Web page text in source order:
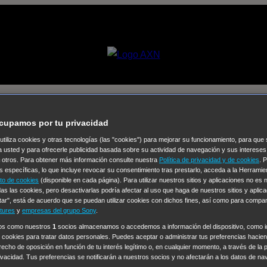
Selecciona un
Colección de Videos
Operación: Huracán House of Cards Despedida Salvaje
Cinco en familia Hudson & Rex Diez libras y un sueño Mr
y Lola High Country Los casos de Susan Ryeland: Moonflower
Libre de Culpa Morbius NCIS: Nueva Orleans Pandora En
Chicago Fire Monarch Circuito cerrado Alert: Unidad de
por tu privacidad
cookies y otras tecnologías (las "cookies") para mejorar su funcionamiento, para que
usted y para ofrecerle publicidad basada sobre su actividad de navegación y sus
otros. Para obtener más información consulte nuestra Política de privacidad y de cookies .
específicas, lo que incluye revocar su consentimiento tras prestarlo, acceda a la
de cookies (disponible en cada página). Para utilizar nuestros sitios y aplicaciones no es
las cookies, pero desactivarlas podría afectar al uso que haga de nuestros sitios y
está de acuerdo que se puedan utilizar cookies con dichos fines, así como para
y empresas del grupo Sony.
como nuestros 1 socios almacenamos o accedemos a información del dispositivo, como
para tratar datos personales. Puedes aceptar o administrar tus preferencias
de oposición en función de tu interés legítimo o, en cualquier momento, a través de la
Tus preferencias se notificarán a nuestros socios y no afectarán a los datos de